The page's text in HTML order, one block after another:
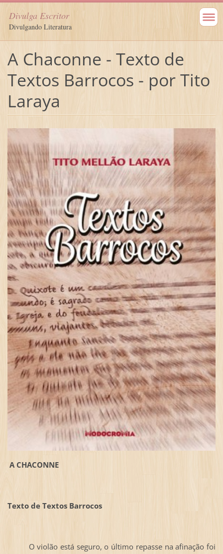
Divulga Escritor
Divulgando Literatura
A Chaconne - Texto de
Textos Barrocos - por Tito
Laraya
A CHACONNE
Texto de Textos Barrocos
O violão está seguro, o último repasse na afinação foi